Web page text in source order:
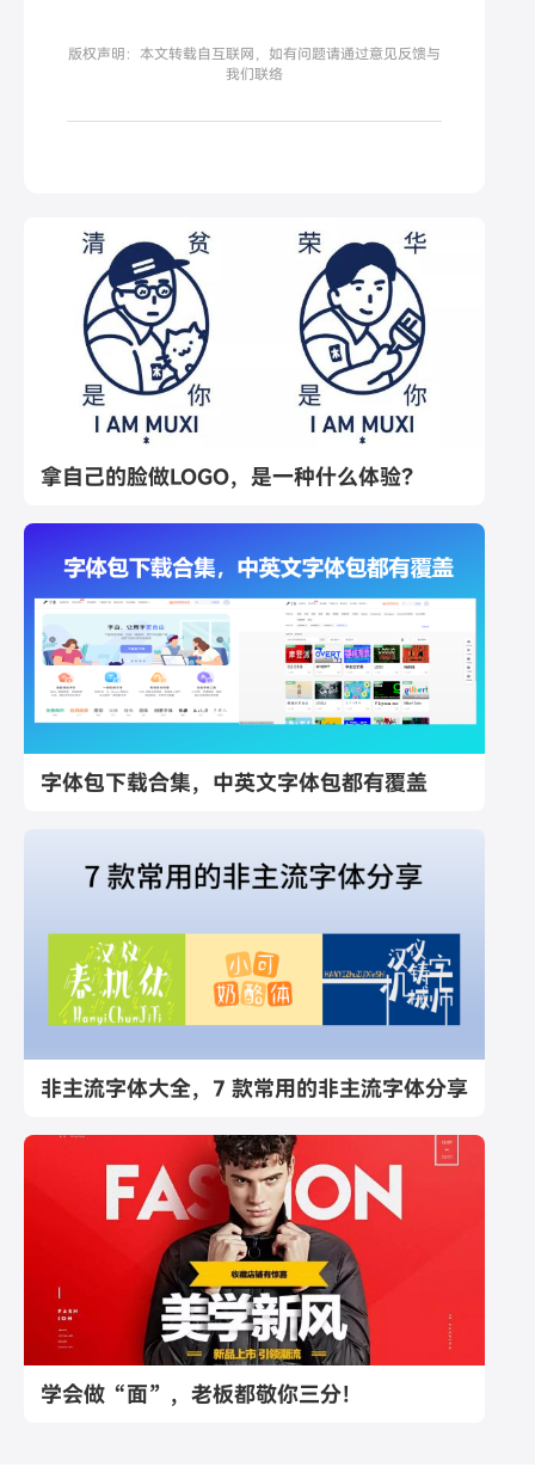
版权声明：本文转载自互联网，如有问题请通过意见反馈与
我们联络
拿自己的脸做LOGO，是一种什么体验？
字体包下载合集，中英文字体包都有覆盖
非主流字体大全，7 款常用的非主流字体分享
学会做“面”，老板都敬你三分！